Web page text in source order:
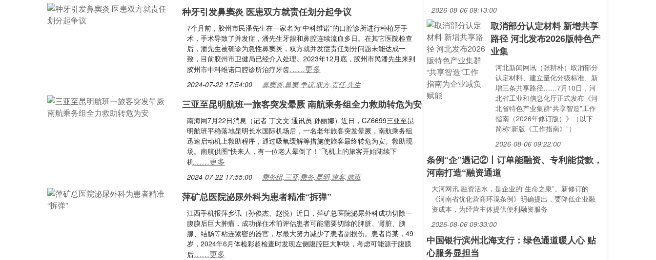
种牙引发鼻窦炎 医患双方就责任划分起争议
7个月前，胶州市民潘先生在一家名为“中科维诺”的口腔诊所进行种植牙手
术，手术导致了并发症，潘先生牙龈和鼻腔连续流血多日。在其它医院检查
后，潘先生被确诊为急性鼻窦炎，双方就并发症责任划分问题未能达成一
致，目前胶州市卫健局已经介入处理。2023年12月底，胶州市民潘先生来到
胶州市中科维诺口腔诊所治疗牙齿……更多
2024-07-22 17:54:00 鼻窦炎,鼻窦,争议,双方,责任,先生
三亚至昆明航班一旅客突发晕厥 南航乘务组全力救助转危为安
南海网7月22日消息（记者 丁文文 通讯员 孙丽娜）近日，CZ6699三亚至昆
明航班平稳落地昆明长水国际机场后，一名老年旅客突发晕厥，南航乘务组
迅速启动机上救助程序，通过吸氧缓解等措施使旅客最终转危为安。救助现
场。南航供图“快来人，有一位老人晕倒了！”飞机上的旅客开始陆续下
机……更多
2024-07-22 17:55:00 乘务组,三亚,乘务,昆明,旅客,航班
萍矿总医院泌尿外科为患者精准“拆弹”
江西手机报萍乡讯（孙俊杰、赵悦）近日，萍矿总医院泌尿外科成功切除一
腹膜后巨大肿瘤，成功保住术前评估患者可能需要切除的脾脏、肾脏、胰
腺、结肠等粘连紧密的器官，尽最大努力减少了患者副损伤。患者肖某，49
岁，2024年6月体检彩超检查时发现左侧腹腔巨大肿块，考虑可能源于腹膜
后……更多
2026-08-06 09:13:00
取消部分认定材料 新增共享
路径 河北发布2026版特色产
业集
河北新闻网讯（张耕朴）取消部分
认定材料、建立量化分级标准、新
增三条共享路径……7月10日，河
北省工业和信息化厅正式发布《河
北省特色产业集群“共享智造”工作
指南（2026年修订版）》（以下
简称“新版《工作指南》”）
2026-08-06 09:22:00
条例“企”遇记②丨订单能融资、专利能贷款，
河南打造“融资通道
大河网讯 融资活水，是企业的“生命之泉”。新修订的
《河南省优化营商环境条例》明确提出，要降低企业融
资成本，为经营主体提供便利融资服务
2026-08-06 09:33:00
中国银行滨州北海支行：绿色通道暖人心 贴
心服务显担当